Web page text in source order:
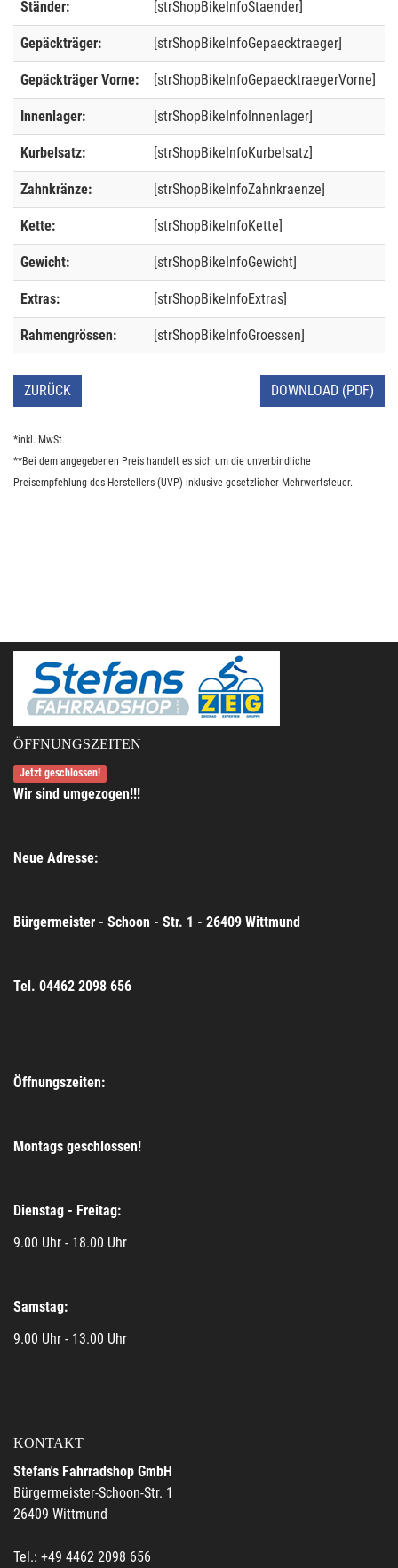
Ständer: [strShopBikeInfoStaender]
Gepäckträger: [strShopBikeInfoGepaecktraeger]
Gepäckträger Vorne: [strShopBikeInfoGepaecktraegerVorne]
Innenlager: [strShopBikeInfoInnenlager]
Kurbelsatz: [strShopBikeInfoKurbelsatz]
Zahnkränze: [strShopBikeInfoZahnkraenze]
Kette: [strShopBikeInfoKette]
Gewicht: [strShopBikeInfoGewicht]
Extras: [strShopBikeInfoExtras]
Rahmengrössen: [strShopBikeInfoGroessen]
ZURÜCK DOWNLOAD (PDF)
*inkl. MwSt.
**Bei dem angegebenen Preis handelt es sich um die unverbindliche
Preisempfehlung des Herstellers (UVP) inklusive gesetzlicher Mehrwertsteuer.
ÖFFNUNGSZEITEN
Jetzt geschlossen!
Wir sind umgezogen!!!
Neue Adresse:
Bürgermeister - Schoon - Str. 1 - 26409 Wittmund
Tel. 04462 2098 656
Öffnungszeiten:
Montags geschlossen!
Dienstag - Freitag:
9.00 Uhr - 18.00 Uhr
Samstag:
9.00 Uhr - 13.00 Uhr
KONTAKT
Stefan's Fahrradshop GmbH
Bürgermeister-Schoon-Str. 1
26409 Wittmund
Tel.: +49 4462 2098 656